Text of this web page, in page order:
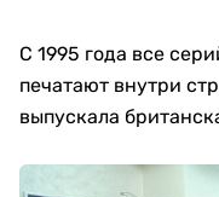
С 1995 года все
печатают внутри
выпускала